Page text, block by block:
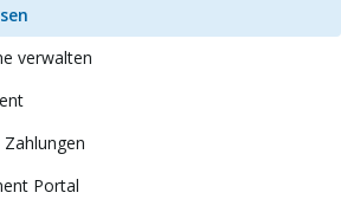
verwalten
Portal